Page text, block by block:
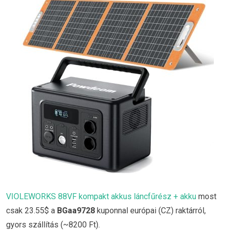
VIOLEWORKS 88VF kompakt akkus láncfűrész + akku most
csak 23.55$ a BGaa9728 kuponnal európai (CZ) raktárról,
gyors szállítás (~8200 Ft).